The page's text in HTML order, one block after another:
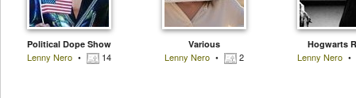
Political Dope Show
Lenny Nero 14
Various
Lenny Nero 2
Hogwarts
Lenny Nero